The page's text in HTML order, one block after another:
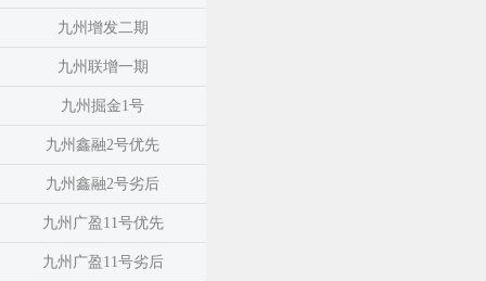
九州增发二期
九州联增一期
九州掘金1号
九州鑫融2号优先
九州鑫融2号劣后
九州广盈11号优先
九州广盈11号劣后